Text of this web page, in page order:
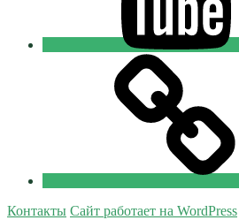
Православные
Добровольцы
Контакты Сайт работает на WordPress